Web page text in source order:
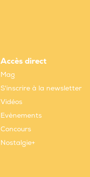
Accès direct
Mag
S'inscrire à la newsletter
Vidéos
Evènements
Concours
Nostalgie+